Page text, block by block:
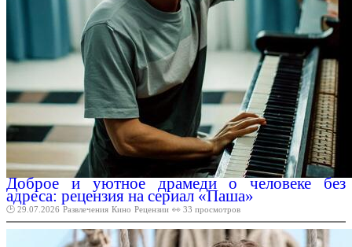
Доброе и уютное драмеди о человеке без
адреса: рецензия на сериал «Паша»
🕑 29.07.2026 Развлечения Кино Рецензии 👀 33 просмотров